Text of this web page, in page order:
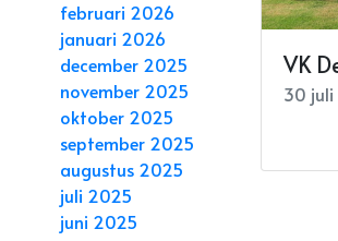
VK
30 juli
februari 2026
januari 2026
december 2025
november 2025
oktober 2025
september 2025
augustus 2025
juli 2025
juni 2025